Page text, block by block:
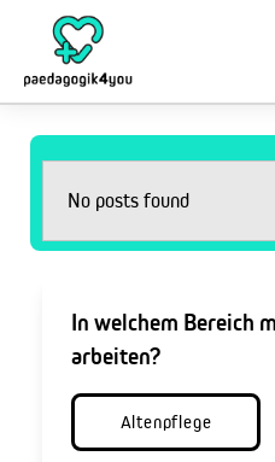
No posts found
In welchem Bereich
arbeiten?
Altenpflege